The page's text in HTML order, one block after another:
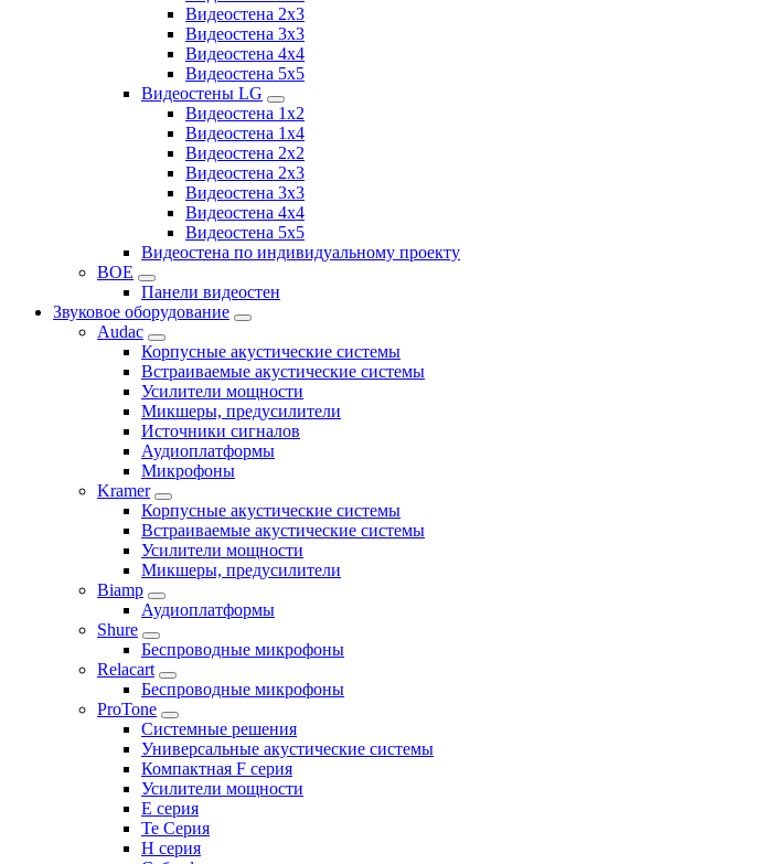
Видеостена 2х3
Видеостена 3x3
Видеостена 4x4
Видеостена 5x5
Видеостены LG
Видеостена 1x2
Видеостена 1x4
Видеостена 2x2
Видеостена 2x3
Видеостена 3x3
Видеостена 4x4
Видеостена 5x5
Видеостена по индивидуальному проекту
BOE
Панели видеостен
Звуковое оборудование
Audac
Корпусные акустические системы
Встраиваемые акустические системы
Усилители мощности
Микшеры, предусилители
Источники сигналов
Аудиоплатформы
Микрофоны
Kramer
Корпусные акустические системы
Встраиваемые акустические системы
Усилители мощности
Микшеры, предусилители
Biamp
Аудиоплатформы
Shure
Беспроводные микрофоны
Relacart
Беспроводные микрофоны
ProTone
Системные решения
Универсальные акустические системы
Компактная F серия
Усилители мощности
E серия
Te Серия
H серия